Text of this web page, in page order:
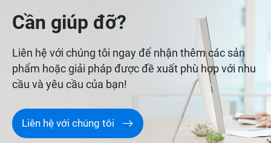
Cần giúp đỡ?
Liên hệ với chúng tôi ngay để nhận thêm các sản
phẩm hoặc giải pháp được đề xuất phù hợp với nhu
cầu và yêu cầu của bạn!
Liên hệ với chúng tôi